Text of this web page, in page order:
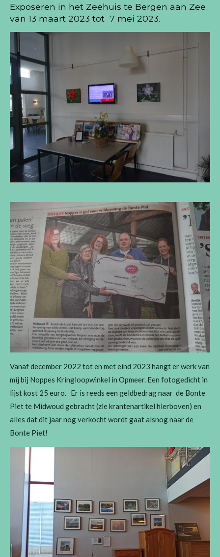
Exposeren in het Zeehuis te Bergen aan Zee
van 13 maart 2023 tot 7 mei 2023.
Vanaf december 2022 tot en met eind 2023 hangt er werk van
mij bij Noppes Kringloopwinkel in Opmeer. Een fotogedicht in
lijst kost 25 euro. Er is reeds een geldbedrag naar de Bonte
Piet te Midwoud gebracht (zie krantenartikel hierboven) en
alles dat dit jaar nog verkocht wordt gaat alsnog naar de
Bonte Piet!